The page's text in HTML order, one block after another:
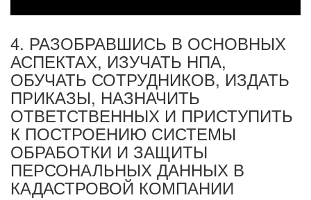
4. РАЗОБРАВШИСЬ В ОСНОВНЫХ
АСПЕКТАХ, ИЗУЧАТЬ НПА,
ОБУЧАТЬ СОТРУДНИКОВ, ИЗДАТЬ
ПРИКАЗЫ, НАЗНАЧИТЬ
ОТВЕТСТВЕННЫХ И ПРИСТУПИТЬ
К ПОСТРОЕНИЮ СИСТЕМЫ
ОБРАБОТКИ И ЗАЩИТЫ
ПЕРСОНАЛЬНЫХ ДАННЫХ В
КАДАСТРОВОЙ КОМПАНИИ